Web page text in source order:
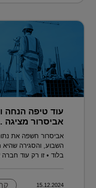
עוד טיפה הנחה
אביסרור מציגה
אביסרור חשפה את
השבוע, והסגירה
בלוד • זו רק עוד
15.12.2024